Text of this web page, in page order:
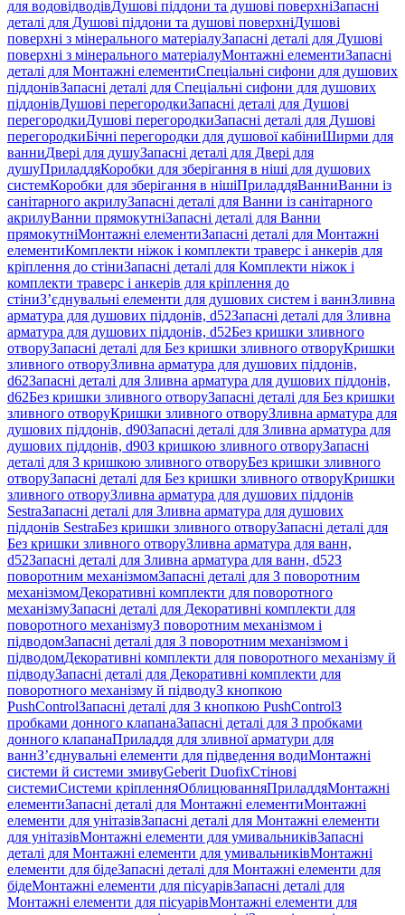
для водовідводівДушові піддони та душові поверхніЗапасні
деталі для Душові піддони та душові поверхніДушові
поверхні з мінерального матеріалуЗапасні деталі для Душові
поверхні з мінерального матеріалуМонтажні елементиЗапасні
деталі для Монтажні елементиСпеціальні сифони для душових
піддонівЗапасні деталі для Спеціальні сифони для душових
піддонівДушові перегородкиЗапасні деталі для Душові
перегородкиДушові перегородкиЗапасні деталі для Душові
перегородкиБічні перегородки для душової кабіниШирми для
ванниДвері для душуЗапасні деталі для Двері для
душуПриладдяКоробки для зберігання в ніші для душових
системКоробки для зберігання в нішіПриладдяВанниВанни із
санітарного акрилуЗапасні деталі для Ванни із санітарного
акрилуВанни прямокутніЗапасні деталі для Ванни
прямокутніМонтажні елементиЗапасні деталі для Монтажні
елементиКомплекти ніжок і комплекти траверс і анкерів для
кріплення до стіниЗапасні деталі для Комплекти ніжок і
комплекти траверс і анкерів для кріплення до
стіниЗ’єднувальні елементи для душових систем і ваннЗливна
арматура для душових піддонів, d52Запасні деталі для Зливна
арматура для душових піддонів, d52Без кришки зливного
отворуЗапасні деталі для Без кришки зливного отворуКришки
зливного отворуЗливна арматура для душових піддонів,
d62Запасні деталі для Зливна арматура для душових піддонів,
d62Без кришки зливного отворуЗапасні деталі для Без кришки
зливного отворуКришки зливного отворуЗливна арматура для
душових піддонів, d90Запасні деталі для Зливна арматура для
душових піддонів, d90З кришкою зливного отворуЗапасні
деталі для З кришкою зливного отворуБез кришки зливного
отворуЗапасні деталі для Без кришки зливного отворуКришки
зливного отворуЗливна арматура для душових піддонів
SestraЗапасні деталі для Зливна арматура для душових
піддонів SestraБез кришки зливного отворуЗапасні деталі для
Без кришки зливного отворуЗливна арматура для ванн,
d52Запасні деталі для Зливна арматура для ванн, d52З
поворотним механізмомЗапасні деталі для З поворотним
механізмомДекоративні комплекти для поворотного
механізмуЗапасні деталі для Декоративні комплекти для
поворотного механізмуЗ поворотним механізмом і
підводомЗапасні деталі для З поворотним механізмом і
підводомДекоративні комплекти для поворотного механізму й
підводуЗапасні деталі для Декоративні комплекти для
поворотного механізму й підводуЗ кнопкою
PushControlЗапасні деталі для З кнопкою PushControlЗ
пробками донного клапанаЗапасні деталі для З пробками
донного клапанаПриладдя для зливної арматури для
ваннЗ’єднувальні елементи для підведення водиМонтажні
системи й системи змивуGeberit DuofixСтінові
системиСистеми кріпленняОблицюванняПриладдяМонтажні
елементиЗапасні деталі для Монтажні елементиМонтажні
елементи для унітазівЗапасні деталі для Монтажні елементи
для унітазівМонтажні елементи для умивальниківЗапасні
деталі для Монтажні елементи для умивальниківМонтажні
елементи для бідеЗапасні деталі для Монтажні елементи для
бідеМонтажні елементи для пісуарівЗапасні деталі для
Монтажні елементи для пісуарівМонтажні елементи для